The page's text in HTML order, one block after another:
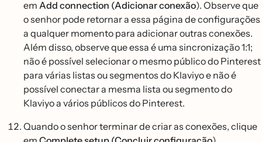
em Add connection (Adicionar conexão). Observe que
o senhor pode retornar a essa página de configurações
a qualquer momento para adicionar outras conexões.
Além disso, observe que essa é uma sincronização 1:1;
não é possível selecionar o mesmo público do Pinterest
para várias listas ou segmentos do Klaviyo e não é
possível conectar a mesma lista ou segmento do
Klaviyo a vários públicos do Pinterest.
Quando o senhor terminar de criar as conexões, clique